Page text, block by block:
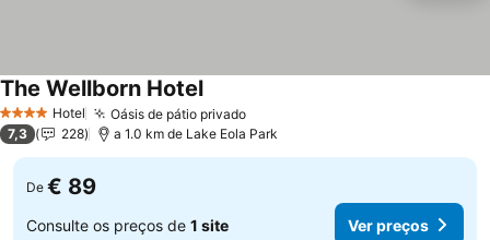
4 EstrelasHotel Oásis de pátio privadoVer preços
The Wellborn HotelVer preços
7,3 228 a 1.0 km de Lake Eola Park
De € 89
Consulte os preços de 1 site Ver preços